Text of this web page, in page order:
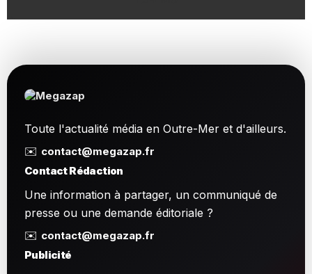
Toute l'actualité média en Outre-Mer et d'ailleurs.
✉️ contact@megazap.fr
Contact Rédaction
Une information à partager, un communiqué de
presse ou une demande éditoriale ?
✉️ contact@megazap.fr
Publicité